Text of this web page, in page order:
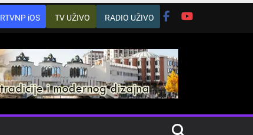
RTVNP iOS TV UŽIVO RADIO UŽIVO